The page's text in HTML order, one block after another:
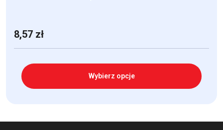
8,57 zł
Wybierz opcje